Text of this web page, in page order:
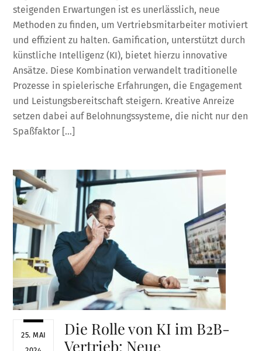
steigenden Erwartungen ist es unerlässlich, neue
Methoden zu finden, um Vertriebsmitarbeiter motiviert
und effizient zu halten. Gamification, unterstützt durch
künstliche Intelligenz (KI), bietet hierzu innovative
Ansätze. Diese Kombination verwandelt traditionelle
Prozesse in spielerische Erfahrungen, die Engagement
und Leistungsbereitschaft steigern. Kreative Anreize
setzen dabei auf Belohnungssysteme, die nicht nur den
Spaßfaktor […]
25. MAI
Die Rolle von KI im B2B-
Vertrieb: Neue